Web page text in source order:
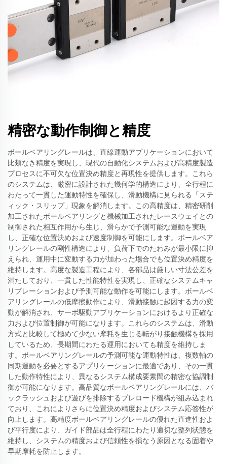
精密な動作制御と精度
ボールベアリングレールは、直線運動アプリケーションにおいて
比類なき精度を実現し、現代の自動化システムおよび高精度製造
プロセスに不可欠な位置決め精度と再現性を提供します。これら
のシステムは、厳密に設計された幾何学的構造により、全行程に
わたって一貫した運動特性を確保し、滑動機構に見られる「ステ
ィック・スリップ」現象を解消します。この高精度は、精密研削
加工されたボールベアリングと機械加工されたレースウェイとの
制御された相互作用から生じ、滑らかで予測可能な運動を実現
し、正確な位置決めおよび速度制御を可能にします。ボールベア
リングレールの剛性構造により、負荷下でのたわみが最小限に抑
えられ、運用中に変動する力が加わった場合でも位置決め精度を
維持します。高度な製造工程により、各部品は厳しい寸法公差を
満たしており、一貫した性能特性を実現し、正確なシステムキャ
リブレーションおよび予測可能な動作を可能にします。ボールベ
アリングレールの低摩擦動作により、滑動接触に起因する力の変
動が解消され、サーボ駆動アプリケーションにおけるより正確な
力および位置制御が可能になります。これらのシステムは、滑動
方式と比較して極めて少ない摩耗を生じる転がり接触機構を採用
しているため、長期間にわたる運用においても精度を維持しま
す。ボールベアリングレールの予測可能な運動特性は、複数軸の
同期運動を必要とするアプリケーションに最適であり、その一貫
した動作特性により、異なるシステム構成要素間の精密な協調制
御が可能になります。高品質なボールベアリングレールには、バ
ックラッシュおよび遊びを排除するプレロード機構が組み込まれ
ており、これによりさらに位置決め精度およびシステム応答性が
向上します。高精度ボールベアリングレールの優れた直進性およ
び平行度により、ガイド部品は全行程にわたり適切な整列状態を
維持し、システムの精度および信頼性を損なう原因となる固着や
早期摩耗を防止します。